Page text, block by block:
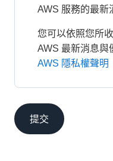
AWS 服務的最新
您可以依照您所
AWS 最新消息與
AWS 隱私權聲明
提交